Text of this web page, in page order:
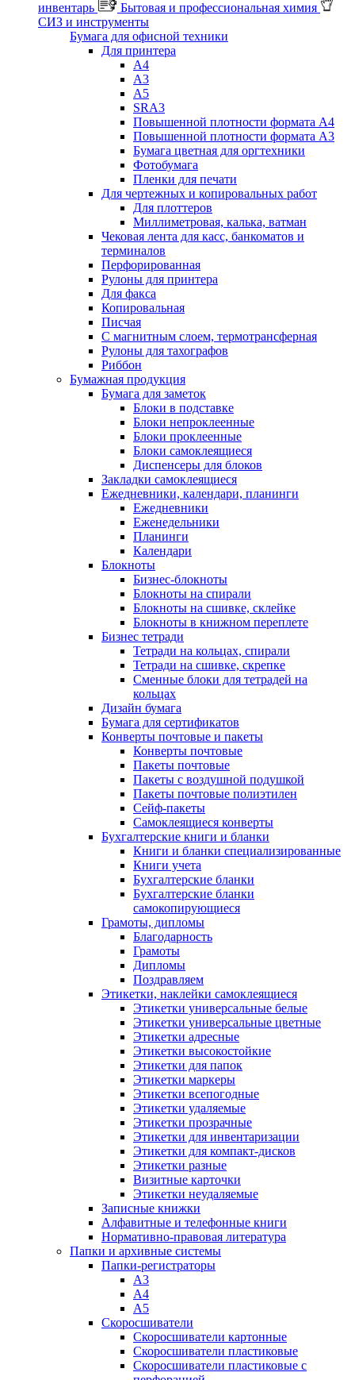
инвентарь
Бытовая и профессиональная химия
СИЗ и инструменты
Бумага для офисной техники
Для принтера
А4
А3
А5
SRA3
Повышенной плотности формата А4
Повышенной плотности формата А3
Бумага цветная для оргтехники
Фотобумага
Пленки для печати
Для чертежных и копировальных работ
Для плоттеров
Миллиметровая, калька, ватман
Чековая лента для касс, банкоматов и
терминалов
Перфорированная
Рулоны для принтера
Для факса
Копировальная
Писчая
С магнитным слоем, термотрансферная
Рулоны для тахографов
Риббон
Бумажная продукция
Бумага для заметок
Блоки в подставке
Блоки непроклеенные
Блоки проклеенные
Блоки самоклеящиеся
Диспенсеры для блоков
Закладки самоклеящиеся
Ежедневники, календари, планинги
Ежедневники
Еженедельники
Планинги
Календари
Блокноты
Бизнес-блокноты
Блокноты на спирали
Блокноты на сшивке, склейке
Блокноты в книжном переплете
Бизнес тетради
Тетради на кольцах, спирали
Тетради на сшивке, скрепке
Сменные блоки для тетрадей на
кольцах
Дизайн бумага
Бумага для сертификатов
Конверты почтовые и пакеты
Конверты почтовые
Пакеты почтовые
Пакеты с воздушной подушкой
Пакеты почтовые полиэтилен
Сейф-пакеты
Самоклеящиеся конверты
Бухгалтерские книги и бланки
Книги и бланки специализированные
Книги учета
Бухгалтерские бланки
Бухгалтерские бланки
самокопирующиеся
Грамоты, дипломы
Благодарность
Грамоты
Дипломы
Поздравляем
Этикетки, наклейки самоклеящиеся
Этикетки универсальные белые
Этикетки универсальные цветные
Этикетки адресные
Этикетки высокостойкие
Этикетки для папок
Этикетки маркеры
Этикетки всепогодные
Этикетки удаляемые
Этикетки прозрачные
Этикетки для инвентаризации
Этикетки для компакт-дисков
Этикетки разные
Визитные карточки
Этикетки неудаляемые
Записные книжки
Алфавитные и телефонные книги
Нормативно-правовая литература
Папки и архивные системы
Папки-регистраторы
А3
А4
А5
Скоросшиватели
Скоросшиватели картонные
Скоросшиватели пластиковые
Скоросшиватели пластиковые с